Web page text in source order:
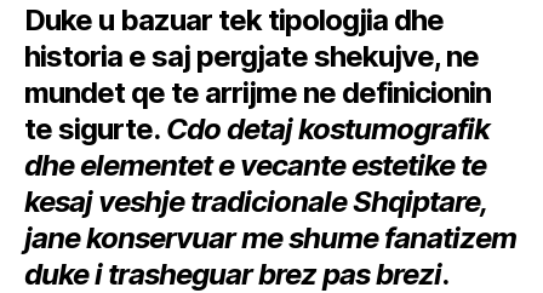
Duke u bazuar tek tipologjia dhe
historia e saj pergjate shekujve, ne
mundet qe te arrijme ne definicionin
te sigurte. Cdo detaj kostumografik
dhe elementet e vecante estetike te
kesaj veshje tradicionale Shqiptare,
jane konservuar me shume fanatizem
duke i trasheguar brez pas brezi.